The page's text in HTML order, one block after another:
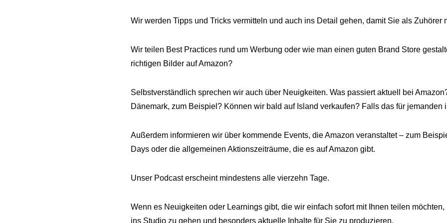
Wir werden Tipps und Tricks vermitteln und auch ins Detail gehen, damit Sie als Zuhörer
Wir teilen Best Practices rund um Werbung oder wie man einen guten Brand Store
richtigen Bilder auf Amazon?
Selbstverständlich sprechen wir auch über Neuigkeiten. Was passiert aktuell bei
Dänemark, zum Beispiel? Können wir bald auf Island verkaufen? Falls das für jemanden
Außerdem informieren wir über kommende Events, die Amazon veranstaltet – zum
Days oder die allgemeinen Aktionszeiträume, die es auf Amazon gibt.
Unser Podcast erscheint mindestens alle vierzehn Tage.
Wenn es Neuigkeiten oder Learnings gibt, die wir einfach sofort mit Ihnen teilen
ins Studio zu gehen und besonders aktuelle Inhalte für Sie zu produzieren.